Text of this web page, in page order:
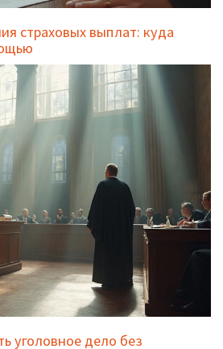
страховых выплат: куда
уголовное дело без